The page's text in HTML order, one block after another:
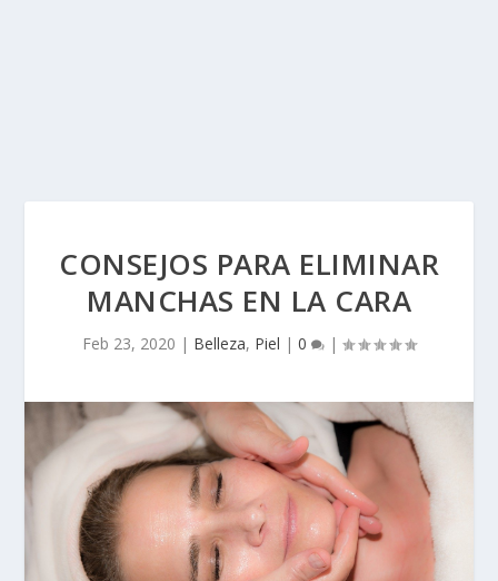
CONSEJOS PARA ELIMINAR
MANCHAS EN LA CARA
Feb 23, 2020 | Belleza, Piel | 0 |